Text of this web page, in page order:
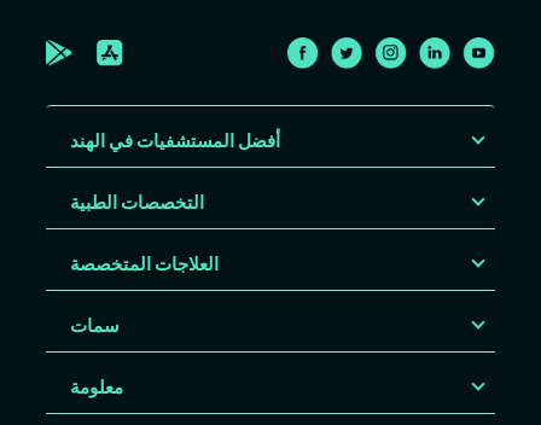
أفضل المستشفيات في الهند
التخصصات الطبية
العلاجات المتخصصة
سمات
معلومة